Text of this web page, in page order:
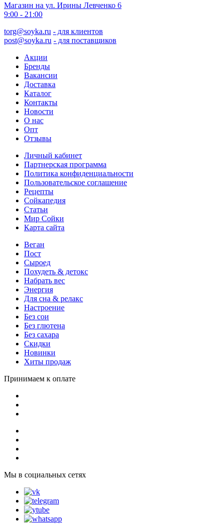
Магазин на ул. Ирины Левченко 6
9:00 - 21:00
torg@soyka.ru - для клиентов
post@soyka.ru - для поставщиков
Акции
Бренды
Вакансии
Доставка
Каталог
Контакты
Новости
О нас
Опт
Отзывы
Личный кабинет
Партнерская программа
Политика конфиденциальности
Пользовательское соглашение
Рецепты
Сойкапедия
Статьи
Мир Сойки
Карта сайта
Веган
Пост
Сыроед
Похудеть & детокс
Набрать вес
Энергия
Для сна & релакс
Настроение
Без сои
Без глютена
Без сахара
Скидки
Новинки
Хиты продаж
Принимаем к оплате
Мы в социальных сетях